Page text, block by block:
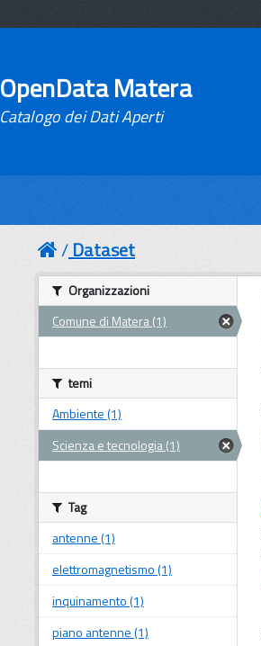
OpenData Matera
Catalogo dei Dati Aperti
Dataset
Organizzazioni
Comune di Matera (1)
temi
Ambiente (1)
Scienza e tecnologia (1)
Tag
antenne (1)
elettromagnetismo (1)
inquinamento (1)
piano antenne (1)